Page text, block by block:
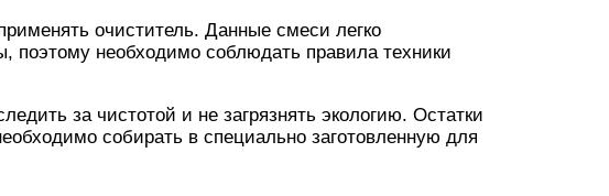
очиститель. Данные смеси легко
поэтому необходимо соблюдать правила техники
за чистотой и не загрязнять экологию. Остатки
собирать в специально заготовленную для